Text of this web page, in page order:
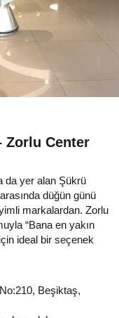
Zorlu Center
da yer alan Şükrü
düğün günü
markalardan. Zorlu
“Bana en yakın
ideal bir seçenek
Beşiktaş,